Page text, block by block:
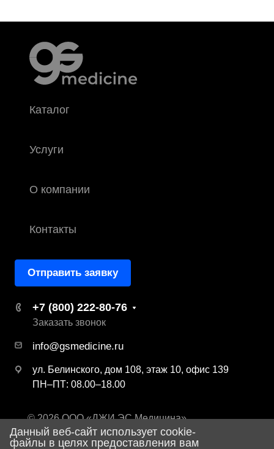
Каталог
Услуги
О компании
Контакты
Отправить заявку
+7 (800) 222-80-76
Заказать звонок
info@gsmedicine.ru
ул. Белинского, дом 108, этаж 10, офис 139
ПН–ПТ: 08.00–18.00
© 2026 ООО «ДЖИ ЭС Медицина»
Политика конфиденциальности
Данный веб-сайт использует cookie-
файлы в целях предоставления вам